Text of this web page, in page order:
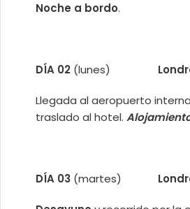
Noche a bordo.
DÍA 02 (lunes)
Llegada al aeropuerto
traslado al hotel.
DÍA 03 (martes)